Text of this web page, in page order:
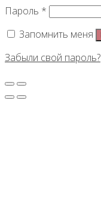
Пароль *
Запомнить меня
Забыли свой пароль?